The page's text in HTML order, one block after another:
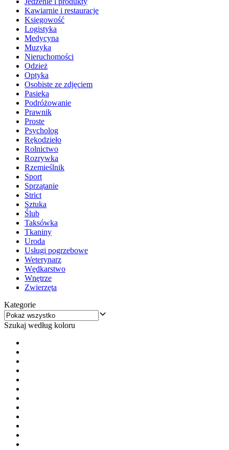
Kawiarnie i restauracje
Księgowość
Logistyka
Medycyna
Muzyka
Nieruchomości
Odzież
Optyka
Osobiste ze zdjęciem
Pasieka
Podróżowanie
Prawnik
Proste
Psycholog
Rękodzieło
Rolnictwo
Rozrywka
Rzemieślnik
Sport
Sprzątanie
Strict
Sztuka
Ślub
Taksówka
Tkaniny
Uroda
Usługi pogrzebowe
Weterynarz
Wędkarstwo
Wnętrze
Zwierzęta
Kategorie
Szukaj według koloru